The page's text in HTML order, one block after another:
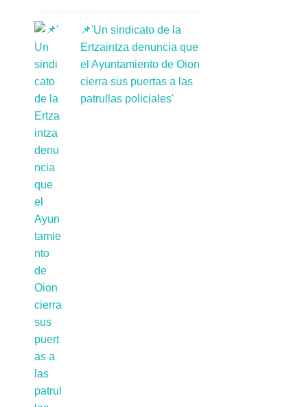
📌'Un sindicato de la
Ertzaintza denuncia que
el Ayuntamiento de Oion
cierra sus puertas a las
patrullas policiales'